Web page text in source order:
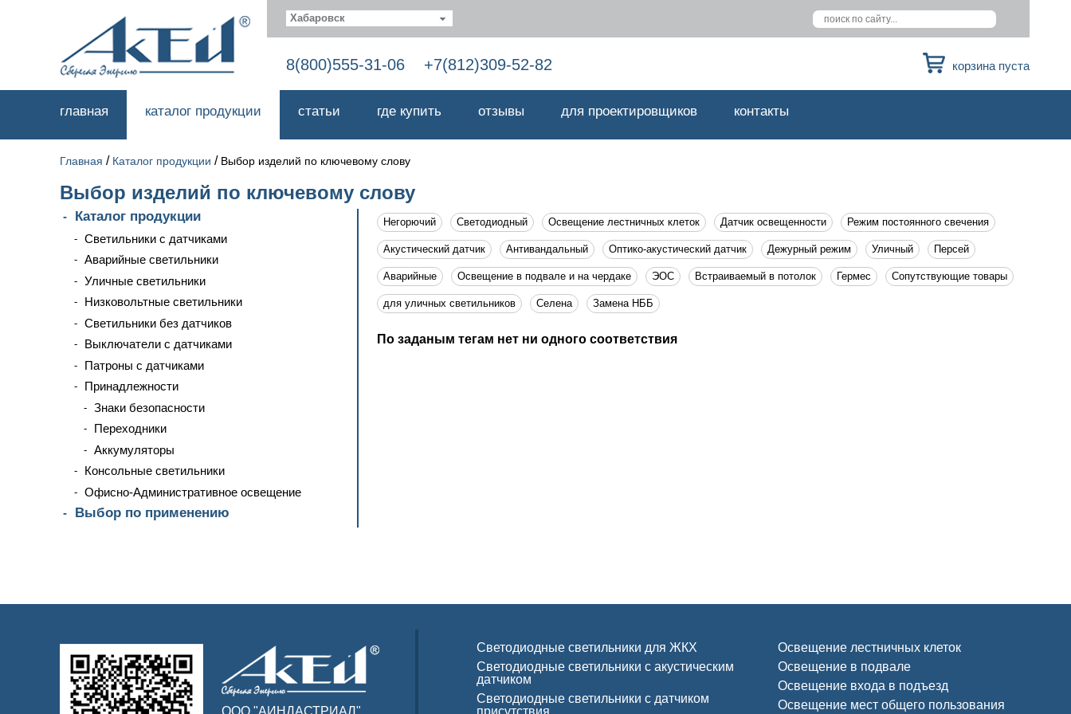
Хабаровск
8(800)555-31-06 +7(812)309-52-82 корзина пуста
главная каталог продукции статьи где купить отзывы для проектировщиков контакты
Главная / Каталог продукции / Выбор изделий по ключевому слову
Выбор изделий по ключевому слову
Каталог продукции
Светильники с датчиками
Аварийные светильники
Уличные светильники
Низковольтные светильники
Светильники без датчиков
Выключатели с датчиками
Патроны с датчиками
Принадлежности
Знаки безопасности
Переходники
Аккумуляторы
Консольные светильники
Офисно-Административное освещение
Выбор по применению
Негорючий Светодиодный Освещение лестничных клеток Датчик освещенности Режим постоянного свечения
Акустический датчик Антивандальный Оптико-акустический датчик Дежурный режим Уличный Персей
Аварийные Освещение в подвале и на чердаке ЭОС Встраиваемый в потолок Гермес Сопутствующие товары
для уличных светильников Селена Замена НББ
По заданым тегам нет ни одного соответствия
ООО "АИНДАСТРИАЛ"
Светодиодные светильники для ЖКХ
Светодиодные светильники с акустическим
датчиком
Светодиодные светильники с датчиком
присутствия
Освещение лестничных клеток
Освещение в подвале
Освещение входа в подъезд
Освещение мест общего пользования